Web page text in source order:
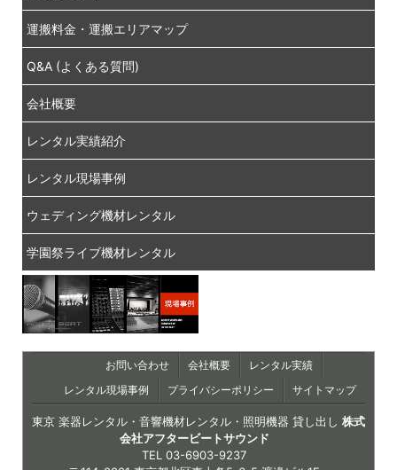
運搬料金・運搬エリアマップ
Q&A (よくある質問)
会社概要
レンタル実績紹介
レンタル現場事例
ウェディング機材レンタル
学園祭ライブ機材レンタル
お問い合わせ 会社概要
レンタル実績
レンタル現場事例
プライバシーポリシー サイトマップ
東京 楽器レンタル・音響機材レンタル・照明機器 貸し出し 株式
会社アフタービートサウンド
TEL 03-6903-9237